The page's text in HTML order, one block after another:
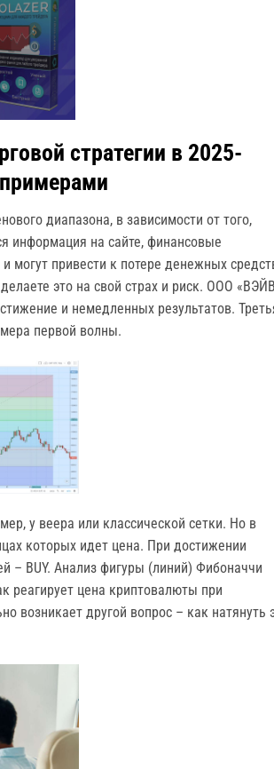
стратегии в 2025-
диапазона, в зависимости от того,
информация на сайте, финансовые
могут привести к потере денежных
это на свой страх и риск. ООО
и немедленных результатов.
первой волны.
у веера или классической сетки. Но в
которых идет цена. При достижении
– BUY. Анализ фигуры (линий) Фибоначчи
реагирует цена криптовалюты при
возникает другой вопрос – как натянуть